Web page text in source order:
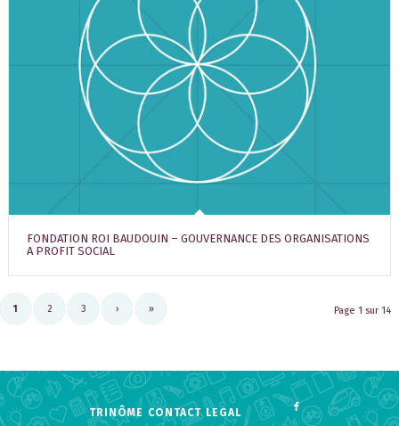
FONDATION ROI BAUDOUIN – GOUVERNANCE DES ORGANISATIONS
A PROFIT SOCIAL
Page 1 sur 14
1 2 3 › »
TRINÔME CONTACT LEGAL